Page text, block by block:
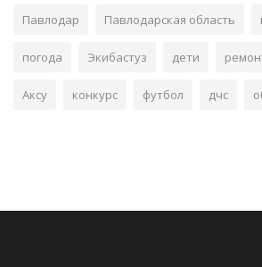
Павлодар Павлодарская область
погода Экибастуз дети
Аксу конкурс футбол дчс